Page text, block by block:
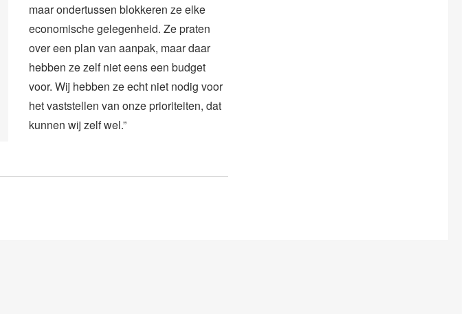
maar ondertussen blokkeren ze elke
economische gelegenheid. Ze praten
over een plan van aanpak, maar daar
hebben ze zelf niet eens een budget
voor. Wij hebben ze echt niet nodig voor
het vaststellen van onze prioriteiten, dat
kunnen wij zelf wel.”